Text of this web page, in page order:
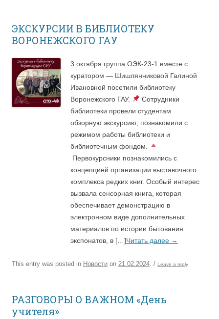
ЭКСКУРСИИ В БИБЛИОТЕКУ
ВОРОНЕЖСКОГО ГАУ
3 октября группа ОЭК-23-1 вместе с
куратором — Шишлянниковой Галиной
Ивановной посетили библиотеку
Воронежского ГАУ.
Сотрудники
библиотеки провели студентам
обзорную экскурсию, познакомили с
режимом работы библиотеки и
библиотечным фондом.
Первокурсники познакомились с
концепцией организации выставочного
комплекса редких книг. Особый интерес
вызвала сенсорная книга, которая
обеспечивает демонстрацию в
электронном виде дополнительных
материалов по истории бытования
экспонатов, в […]Читать далее →
This entry was posted in Новости on 21.02.2024 / Leave a reply
РАЗГОВОРЫ О ВАЖНОМ «День
учителя»